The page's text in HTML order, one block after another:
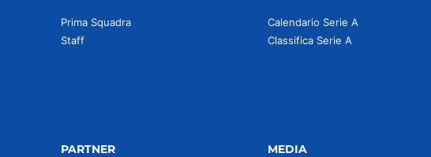
Prima Squadra
Staff
Calendario Serie A
Classifica Serie A
PARTNER MEDIA